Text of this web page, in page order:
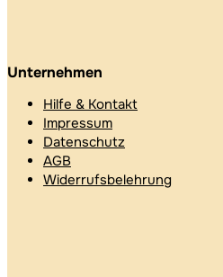
Unternehmen
Hilfe & Kontakt
Impressum
Datenschutz
AGB
Widerrufsbelehrung